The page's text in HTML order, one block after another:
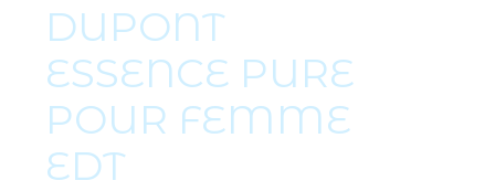
DUPONT
ESSENCE PURE
POUR FEMME
EDT